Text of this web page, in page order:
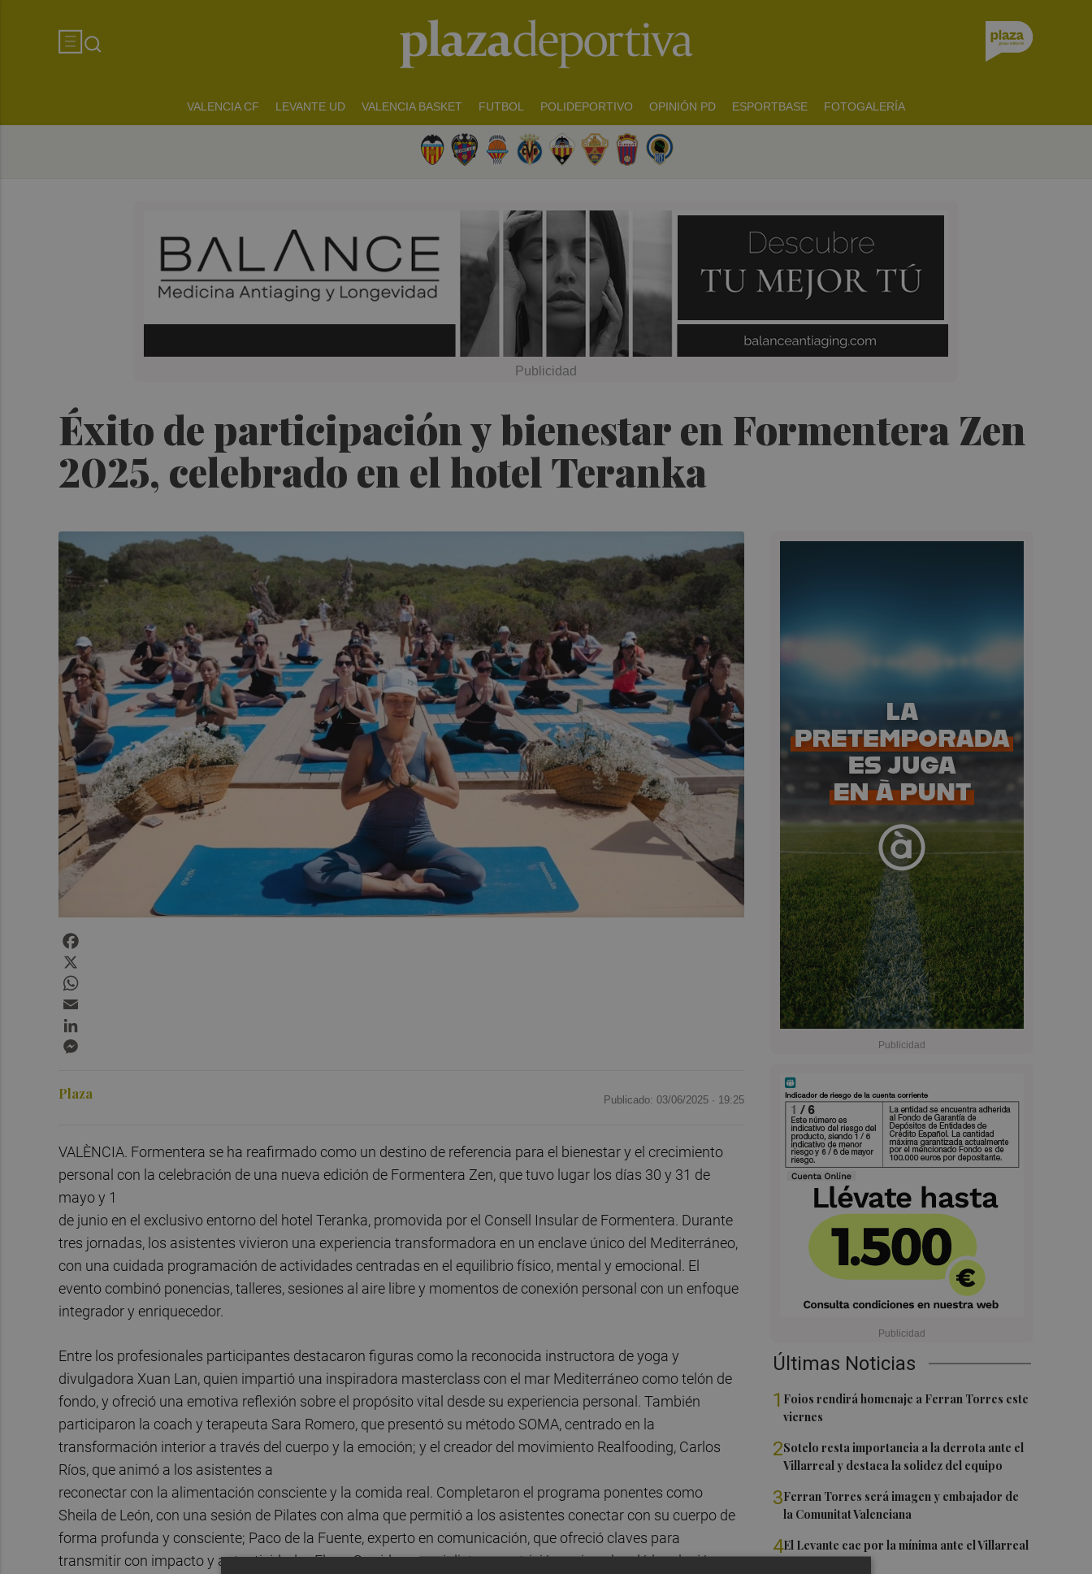
VALENCIA CF LEVANTE UD VALENCIA BASKET FUTBOL POLIDEPORTIVO OPINIÓN PD ESPORTBASE FOTOGALERÍA
Éxito de participación y bienestar en Formentera Zen
2025, celebrado en el hotel Teranka
Últimas Noticias
1 Foios rendirá homenaje a Ferran Torres este
viernes
2Sotelo resta importancia a la derrota ante el
Villarreal y destaca la solidez del equipo
3Ferran Torres será imagen y embajador de
la Comunitat Valenciana
4El Levante cae por la mínima ante el Villarreal
Plaza Publicado: 03/06/2025 · 19:25
VALÈNCIA. Formentera se ha reafirmado como un destino de referencia para el bienestar y el crecimiento
personal con la celebración de una nueva edición de Formentera Zen, que tuvo lugar los días 30 y 31 de
mayo y 1
de junio en el exclusivo entorno del hotel Teranka, promovida por el Consell Insular de Formentera. Durante
tres jornadas, los asistentes vivieron una experiencia transformadora en un enclave único del Mediterráneo,
con una cuidada programación de actividades centradas en el equilibrio físico, mental y emocional. El
evento combinó ponencias, talleres, sesiones al aire libre y momentos de conexión personal con un enfoque
integrador y enriquecedor.
Entre los profesionales participantes destacaron figuras como la reconocida instructora de yoga y
divulgadora Xuan Lan, quien impartió una inspiradora masterclass con el mar Mediterráneo como telón de
fondo, y ofreció una emotiva reflexión sobre el propósito vital desde su experiencia personal. También
participaron la coach y terapeuta Sara Romero, que presentó su método SOMA, centrado en la
transformación interior a través del cuerpo y la emoción; y el creador del movimiento Realfooding, Carlos
Ríos, que animó a los asistentes a
reconectar con la alimentación consciente y la comida real. Completaron el programa ponentes como
Sheila de León, con una sesión de Pilates con alma que permitió a los asistentes conectar con su cuerpo de
forma profunda y consciente; Paco de la Fuente, experto en comunicación, que ofreció claves para
transmitir con impacto y autenticidad; y Elena Garrido, especialista en nutrición, quien abordó la relación